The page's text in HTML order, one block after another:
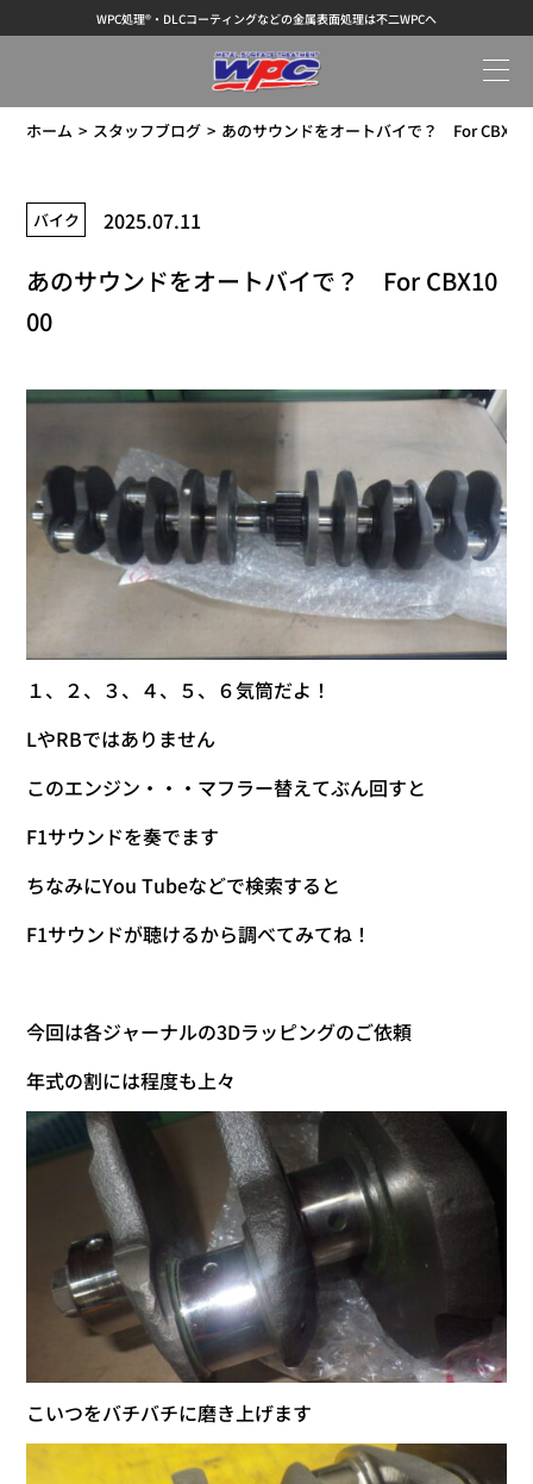
WPC処理®・DLCコーティングなどの金属表面処理は不二WPCへ
ホーム スタッフブログ あのサウンドをオートバイで？ For
バイク 2025.07.11
あのサウンドをオートバイで？ For CBX10
00
１、２、３、４、５、６気筒だよ！
LやRBではありません
このエンジン・・・マフラー替えてぶん回すと
F1サウンドを奏でます
ちなみにYou Tubeなどで検索すると
F1サウンドが聴けるから調べてみてね！
今回は各ジャーナルの3Dラッピングのご依頼
年式の割には程度も上々
こいつをバチバチに磨き上げます